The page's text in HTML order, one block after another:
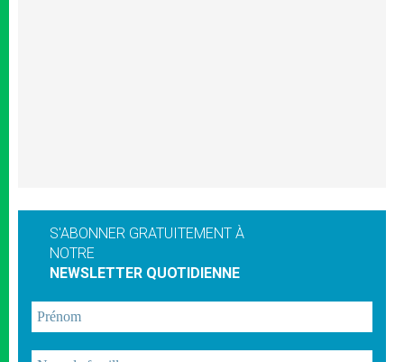
S'ABONNER GRATUITEMENT À
NOTRE
NEWSLETTER QUOTIDIENNE